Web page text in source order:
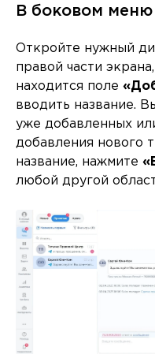
В боковом меню
Откройте нужный
правой части
находится поле
вводить название.
уже добавленных
добавления нового
название, нажмите
любой другой